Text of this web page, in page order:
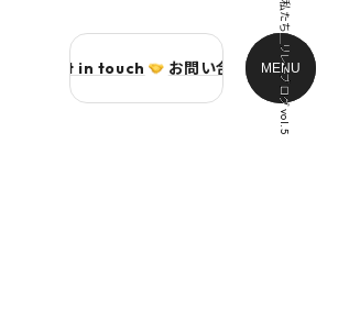
お問い合わせ Get in touch
MENU
C&Mで働く私たち＿リレーブログ vol.5